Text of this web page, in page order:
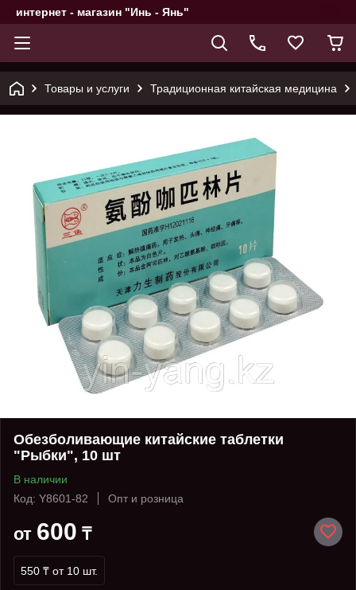
интернет - магазин "Инь - Янь"
Товары и услуги Традиционная китайская медицина
Обезболивающие китайские таблетки
"Рыбки", 10 шт
В наличии
Код: Y8601-82
Опт и розница
от 600 ₸
550 ₸ от 10 шт.